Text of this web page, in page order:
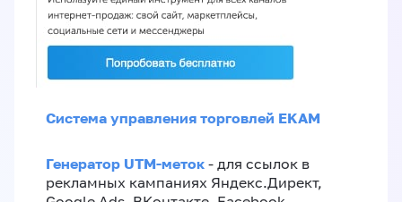
Система управления торговлей EKAM
Генератор UTM-меток - для ссылок в
рекламных кампаниях Яндекс.Директ,